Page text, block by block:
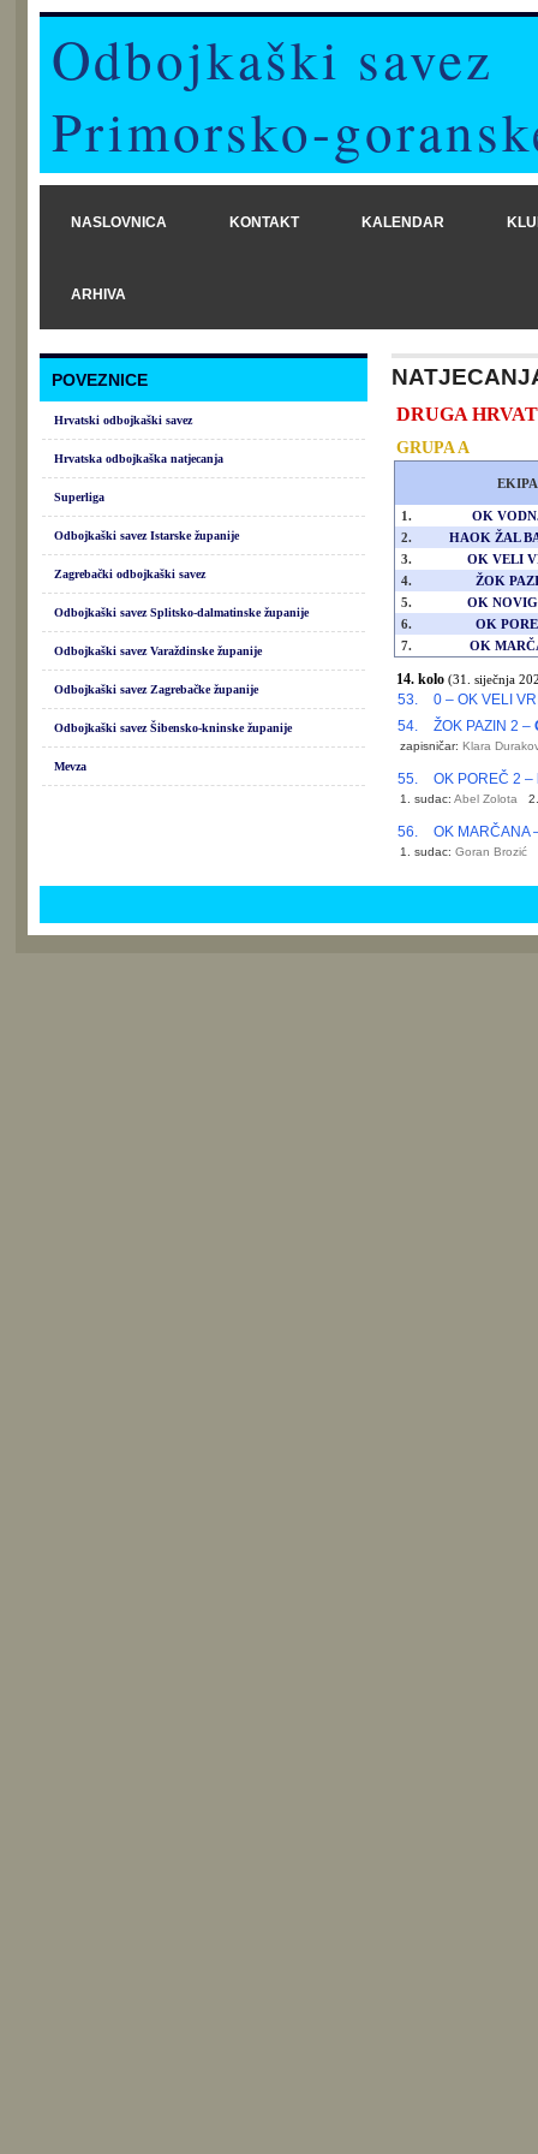
Odbojkaški savez
Primorsko-
NASLOVNICA KONTAKT KALENDAR
ARHIVA
POVEZNICE
Hrvatski odbojkaški savez
Hrvatska odbojkaška natjecanja
Superliga
Odbojkaški savez Istarske županije
Zagrebački odbojkaški savez
Odbojkaški savez Splitsko-dalmatinske županije
Odbojkaški savez Varaždinske županije
Odbojkaški savez Zagrebačke županije
Odbojkaški savez Šibensko-kninske županije
Mevza
DRUGA
GRUPA A
EKIPA
1.
OK
2.
HAOK ŽAL
3.
OK VELI
4.
ŽOK
5.
OK
6.
OK
7.
OK
14. kolo (31. siječnja
53.
0 – OK VELI
54.
ŽOK PAZIN 2 –
zapisničar: Klara
55. OK POREČ 2 –
1. sudac: Abel Zolota
56. OK MARČANA
1. sudac: Goran Brozić